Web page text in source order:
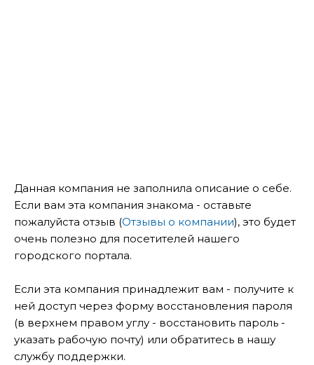
Данная компания не заполнила описание о себе.
Если вам эта компания знакома - оставьте
пожалуйста отзыв (Отзывы о компании), это будет
очень полезно для посетителей нашего
городского портала.
Если эта компания принадлежит вам - получите к
ней доступ через форму восстановления пароля
(в верхнем правом углу - восстановить пароль -
указать рабочую почту) или обратитесь в нашу
службу поддержки.